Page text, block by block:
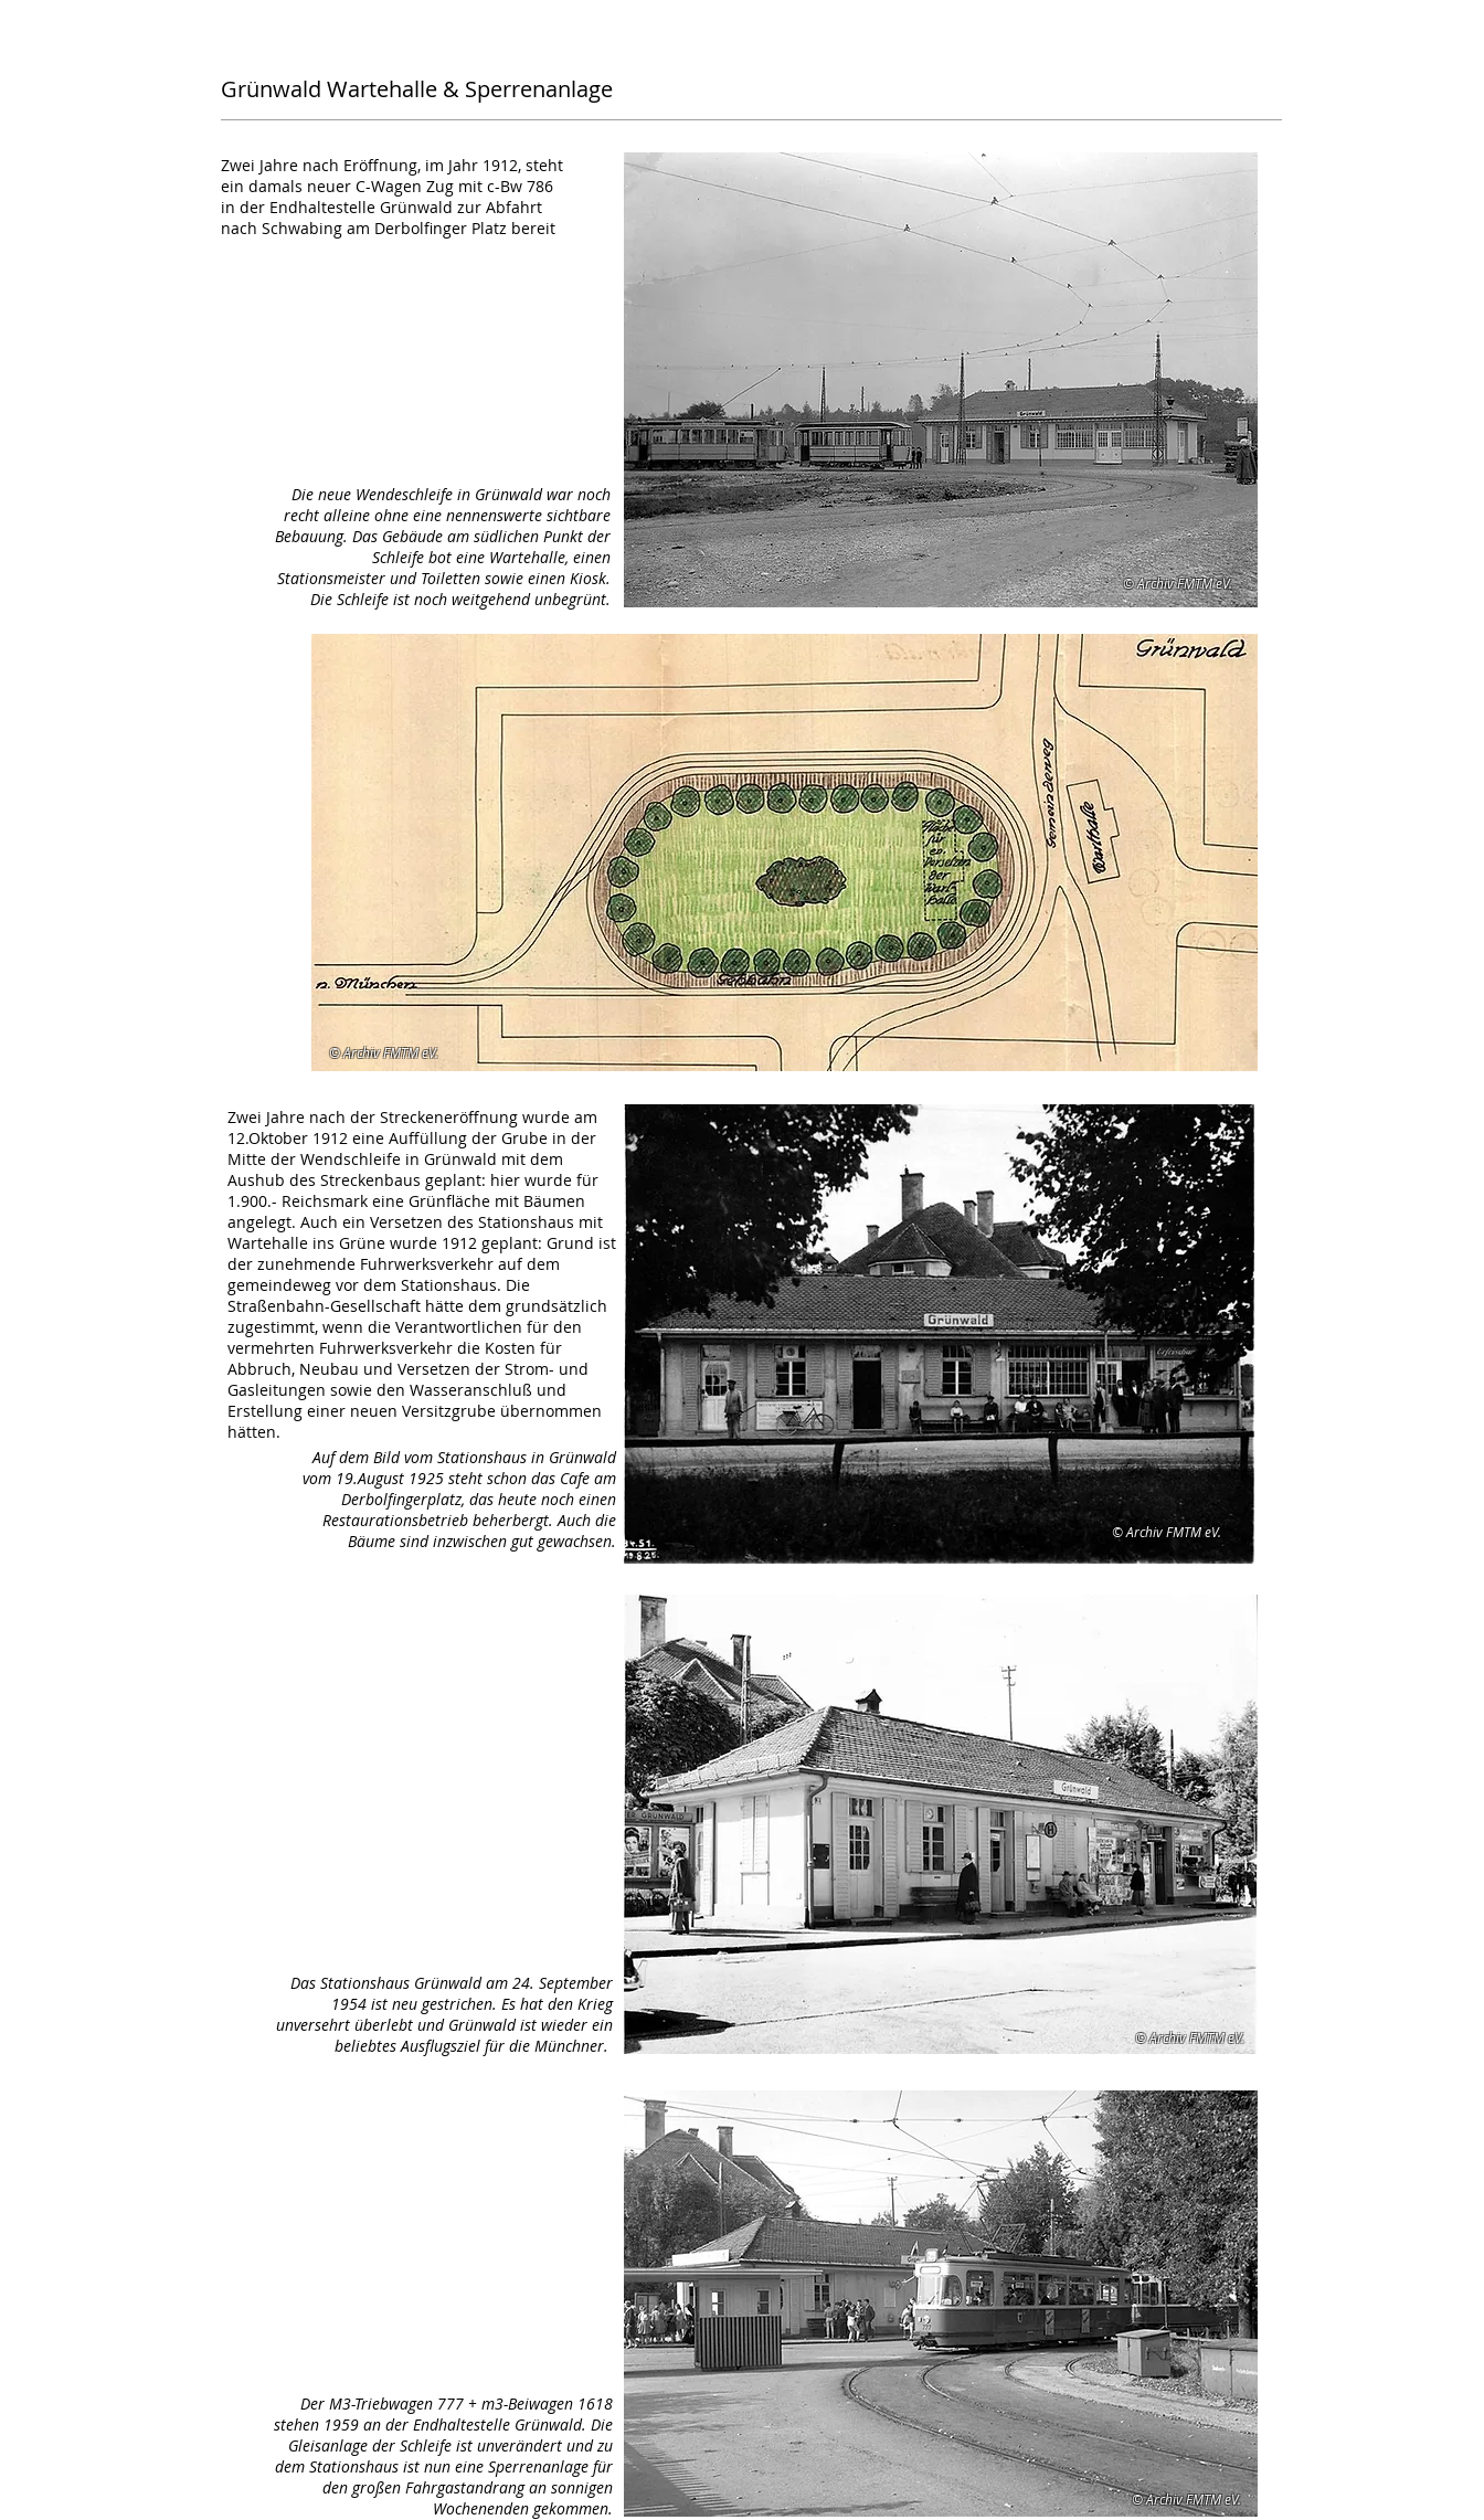
Grünwald Wartehalle & Sperrenanlage
Zwei Jahre nach Eröffnung, im Jahr 1912, steht
ein damals neuer C-Wagen Zug mit c-Bw 786
in der Endhaltestelle Grünwald zur Abfahrt
nach Schwabing am Derbolfinger Platz bereit
Die neue Wendeschleife in Grünwald war noch
recht alleine ohne eine nennenswerte sichtbare
Bebauung. Das Gebäude am südlichen Punkt der
Schleife bot eine Wartehalle, einen
Stationsmeister und Toiletten sowie einen Kiosk.
Die Schleife ist noch weitgehend unbegrünt.
© Archiv FMTM eV.
© Archiv FMTM eV.
Zwei Jahre nach der Streckeneröffnung wurde am
12.Oktober 1912 eine Auffüllung der Grube in der
Mitte der Wendschleife in Grünwald mit dem
Aushub des Streckenbaus geplant: hier wurde für
1.900.- Reichsmark eine Grünfläche mit Bäumen
angelegt. Auch ein Versetzen des Stationshaus mit
Wartehalle ins Grüne wurde 1912 geplant: Grund ist
der zunehmende Fuhrwerksverkehr auf dem
gemeindeweg vor dem Stationshaus. Die
Straßenbahn-Gesellschaft hätte dem grundsätzlich
zugestimmt, wenn die Verantwortlichen für den
vermehrten Fuhrwerksverkehr die Kosten für
Abbruch, Neubau und Versetzen der Strom- und
Gasleitungen sowie den Wasseranschluß und
Erstellung einer neuen Versitzgrube übernommen
hätten.
Auf dem Bild vom Stationshaus in Grünwald
vom 19.August 1925 steht schon das Cafe am
Derbolfingerplatz, das heute noch einen
Restaurationsbetrieb beherbergt. Auch die
Bäume sind inzwischen gut gewachsen.
© Archiv FMTM eV.
Das Stationshaus Grünwald am 24. September
1954 ist neu gestrichen. Es hat den Krieg
unversehrt überlebt und Grünwald ist wieder ein
beliebtes Ausflugsziel für die Münchner.
© Archiv FMTM eV.
Der M3-Triebwagen 777 + m3-Beiwagen 1618
stehen 1959 an der Endhaltestelle Grünwald. Die
Gleisanlage der Schleife ist unverändert und zu
dem Stationshaus ist nun eine Sperrenanlage für
den großen Fahrgastandrang an sonnigen
Wochenenden gekommen.
© Archiv FMTM eV.